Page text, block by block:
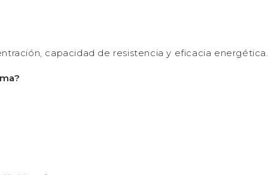
capacidad de resistencia y eficacia energética.